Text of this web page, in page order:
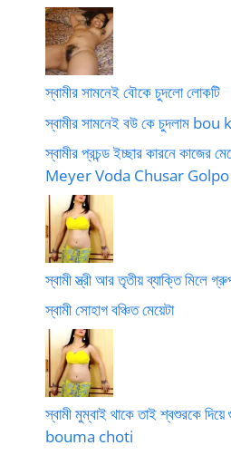
স্বামীর সামনেই বৌকে চুদলো লোকটি
স্বামীর সামনেই বউ কে চুদলাম
স্বামীর প্রচন্ড ইচ্ছার কারনে কাজের
Meyer Voda Chusar Golpo
স্বামী স্ত্রী আর তৃতীয় ব্যাক্তি মিলে
স্বামী সোহাগ বঞ্চিত মেয়েটা
স্বামী মুম্বাই থাকে তাই শ্বশুরকে
bouma choti